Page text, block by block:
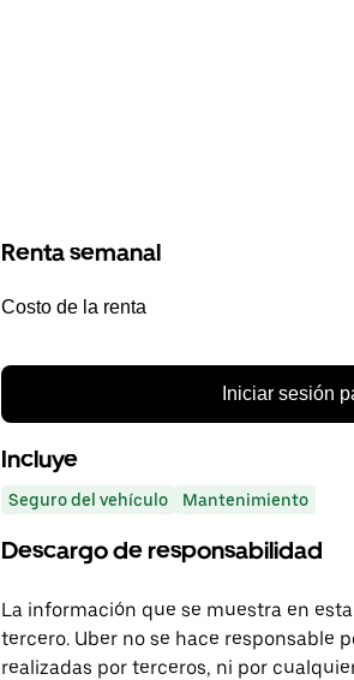
Renta semanal
Costo de la renta
Iniciar sesión
Incluye
Seguro del vehículo Mantenimiento
Descargo de responsabilidad
La información que se muestra en
tercero. Uber no se hace responsable
realizadas por terceros, ni por